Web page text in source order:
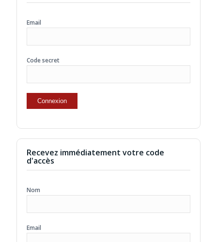
Email
Code secret
Recevez immédiatement votre code
d'accès
Nom
Email